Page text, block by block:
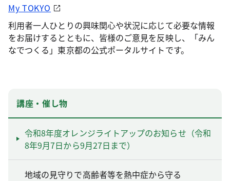
My TOKYO
利用者一人ひとりの興味関心や状況に応じて必要な情報
をお届けするとともに、皆様のご意見を反映し、「みん
なでつくる」東京都の公式ポータルサイトです。
講座・催し物
令和8年度オレンジライトアップのお知らせ（令和
8年9月7日から9月27日まで）
地域の見守りで高齢者等を熱中症から守る